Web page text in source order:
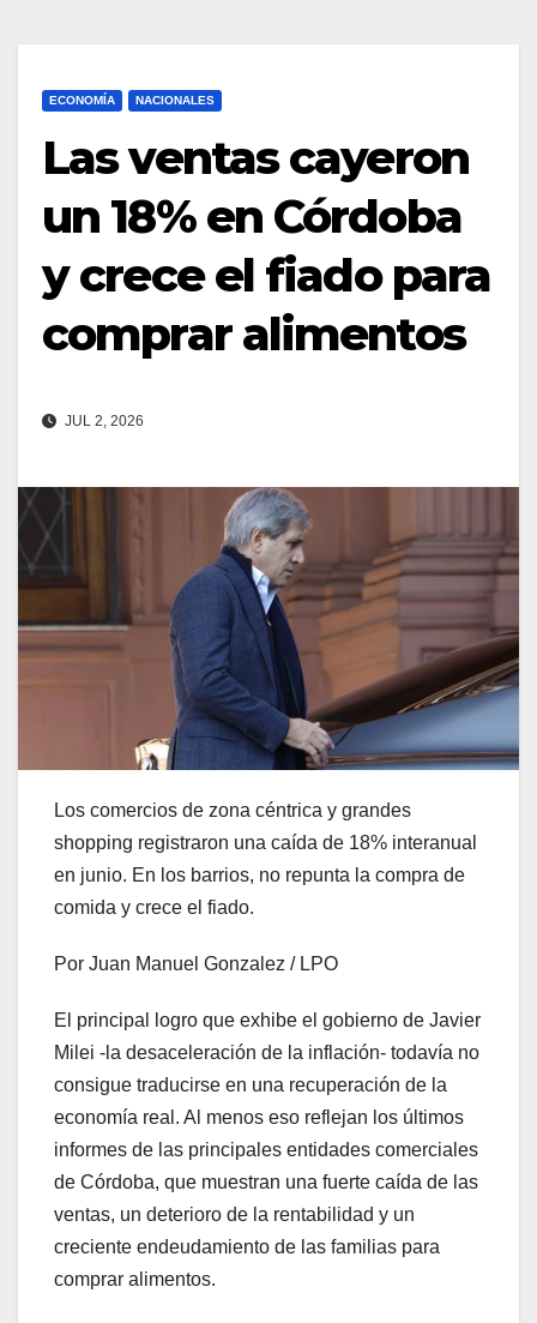
ECONOMÍA NACIONALES
Las ventas cayeron
un 18% en Córdoba
y crece el fiado para
comprar alimentos
JUL 2, 2026
Los comercios de zona céntrica y grandes
shopping registraron una caída de 18% interanual
en junio. En los barrios, no repunta la compra de
comida y crece el fiado.
Por Juan Manuel Gonzalez / LPO
El principal logro que exhibe el gobierno de Javier
Milei -la desaceleración de la inflación- todavía no
consigue traducirse en una recuperación de la
economía real. Al menos eso reflejan los últimos
informes de las principales entidades comerciales
de Córdoba, que muestran una fuerte caída de las
ventas, un deterioro de la rentabilidad y un
creciente endeudamiento de las familias para
comprar alimentos.